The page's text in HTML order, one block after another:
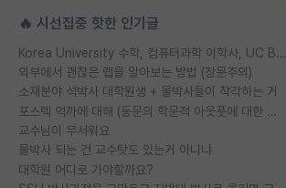
🔥 시선집중 핫한 인기글
Korea University 수학, 컴퓨터과학 이학사, UC Berkeley 산업공학 대학원 공학박사가 되는 것은 쉽지 않겠죠?
외부에서 괜찮은 랩을 알아보는 방법 (장문주의)
소재분야 석박사 대학원생 + 물박사들이 착각하는 거
포스텍 억까에 대해 (동문의 학문적 아웃풋에 대한 반박)
교수님이 무서워요
물박사 되는 건 교수탓도 있는거 아니냐
대학원 어디로 가야할까요?